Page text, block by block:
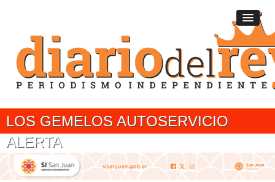
LOS GEMELOS AUTOSERVICIO
ALERTA